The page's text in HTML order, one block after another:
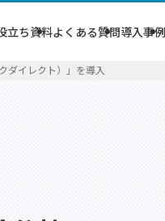
立ち資料よくある質問導入事例
ダイレクト）」を導入